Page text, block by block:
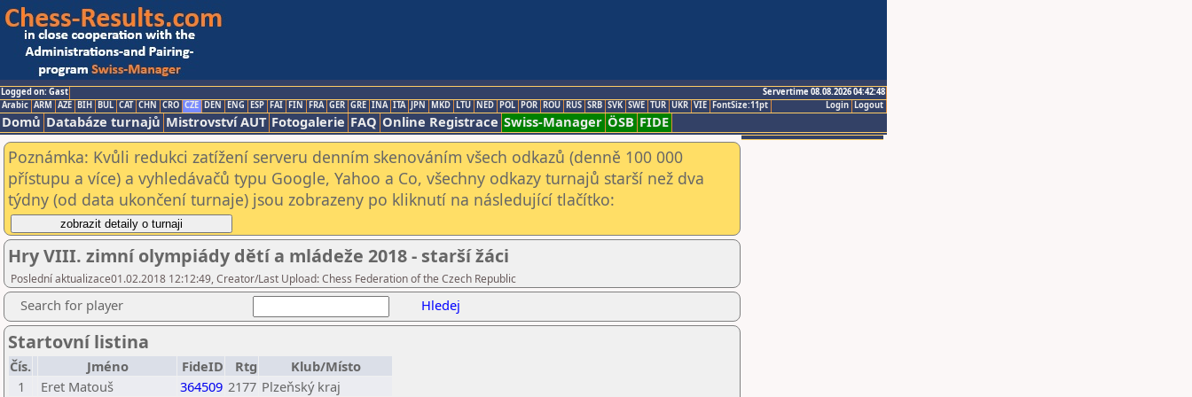
Logged on: Gast
Servertime 08.08.2026 04:42:48
Logout
Login
Arabic ARM AZE BIH BUL CAT CHN CRO CZE DEN ENG ESP FAI FIN FRA GER GRE INA ITA JPN MKD LTU NED POL POR ROU RUS SRB SVK SWE TUR UKR VIE FontSize:11pt
Domů Databáze turnajů Mistrovství AUT Fotogalerie FAQ Online Registrace Swiss-Manager ÖSB FIDE
Poznámka: Kvůli redukci zatížení serveru denním skenováním všech odkazů (denně 100 000
přístupu a více) a vyhledávačů typu Google, Yahoo a Co, všechny odkazy turnajů starší než dva
týdny (od data ukončení turnaje) jsou zobrazeny po kliknutí na následující tlačítko:
Hry VIII. zimní olympiády dětí a mládeže 2018 - starší žáci
Poslední aktualizace01.02.2018 12:12:49, Creator/Last Upload: Chess Federation of the Czech Republic
Search for player Hledej
Startovní listina
Čís. Jméno FideID Rtg
Klub/Místo
1
Eret Matouš 364509 2177 Plzeňský kraj